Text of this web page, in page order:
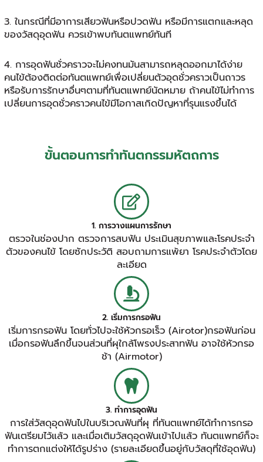
3. ในกรณีที่มีอาการเสียวฟันหรือปวดฟัน หรือมีการแตกและหลุด
ของวัสดุอุดฟัน ควรเข้าพบทันตแพทย์ทันที
4. การอุดฟันชั่วคราวจะไม่คงทนมันสามารถหลุดออกมาได้ง่าย
คนไข้ต้องติดต่อทันตแพทย์เพื่อเปลี่ยนตัวอุดชั่วคราวเป็นถาวร
หรือรับการรักษาอื่นๆตามที่ทันตแพทย์นัดหมาย ถ้าคนไข้ไม่ทำการ
เปลี่ยนการอุดชั่วคราวคนไข้มีโอกาสเกิดปัญหาที่รุนแรงขึ้นได้
ขั้นตอนการทำทันตกรรมหัตถการ
1. การวางแผนการรักษา
ตรวจในช่องปาก ตรวจการสบฟัน ประเมินสุขภาพและโรคประจำ
ตัวของคนไข้ โดยซักประวัติ สอบถามการแพ้ยา โรคประจำตัวโดย
ละเอียด
2. เริ่มการกรอฟัน
เริ่มการกรอฟัน โดยทั่วไปจะใช้หัวกรอเร็ว (Airotor)กรอฟันก่อน
เมื่อกรอฟันลึกขึ้นจนส่วนที่ผุใกล้โพรงประสาทฟัน อาจใช้หัวกรอ
ช้า (Airmotor)
3. ทำการอุดฟัน
การใส่วัสดุอุดฟันไปในบริเวณฟันที่ผุ ที่ทันตแพทย์ได้ทำการกรอ
ฟันเตรียมไว้แล้ว และเมื่อเติมวัสดุอุดฟันเข้าไปแล้ว ทันตแพทย์ก็จะ
ทำการตกแต่งให้ได้รูปร่าง (รายละเอียดขึ้นอยู่กับวัสดุที่ใช้อุดฟัน)